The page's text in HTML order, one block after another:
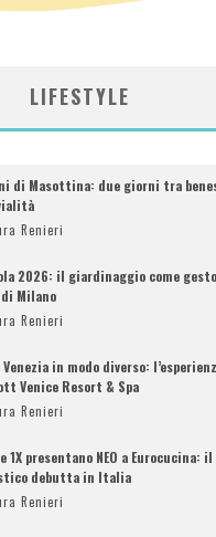
LIFESTYLE
di Masottina: due giorni tra
Renieri
2026: il giardinaggio come
Milano
Renieri
Venezia in modo diverso:
Venice Resort & Spa
Renieri
e 1X presentano NEO a Eurocucina:
debutta in Italia
Renieri